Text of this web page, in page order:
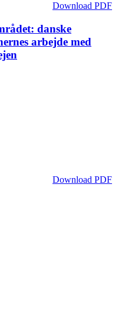
Download PDF
danske
arbejde med
Download PDF